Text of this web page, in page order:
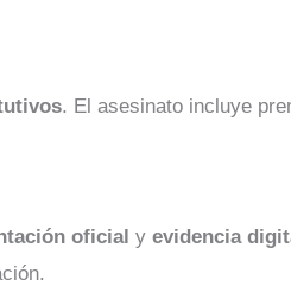
. El asesinato incluye
oficial y evidencia